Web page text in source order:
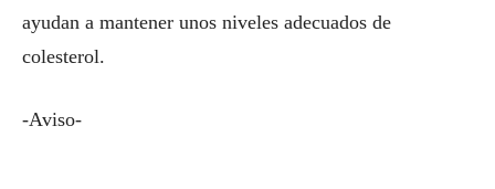
ayudan a mantener unos niveles adecuados de
colesterol.
-Aviso-